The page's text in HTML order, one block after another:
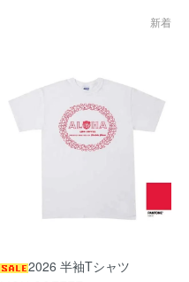
新着
2026 半袖Tシャツ